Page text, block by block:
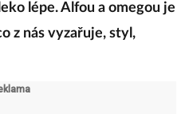
a leckdy právě jim
lépe. Alfou a omegou je
z nás vyzařuje, styl,